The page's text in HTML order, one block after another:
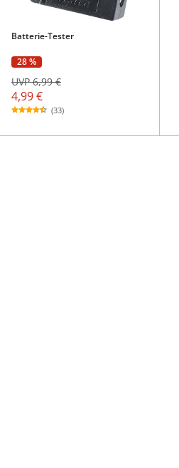
Batterie-Tester
28 %
4,99 €
UVP 6,99 €
(33)